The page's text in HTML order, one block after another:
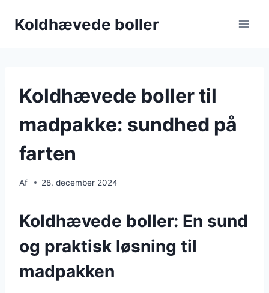
Koldhævede boller
Koldhævede boller til
madpakke: sundhed på
farten
Af 28. december 2024
Koldhævede boller: En sund
og praktisk løsning til
madpakken